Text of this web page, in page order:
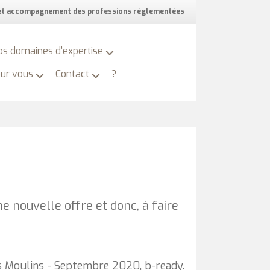
accompagnement des professions réglementées
domaines d’expertise
vous Contact ?
nouvelle offre et donc, à faire
Moulins - Septembre 2020, b-ready.